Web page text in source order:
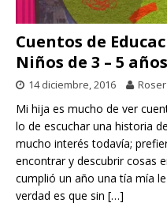
Cuentos de
Niños de 3 – 5 años
14 diciembre, 2016 Roser
Mi hija es mucho de ver
lo de escuchar una historia
mucho interés todavía;
encontrar y descubrir cosas
cumplió un año una tía mía
verdad es que sin […]